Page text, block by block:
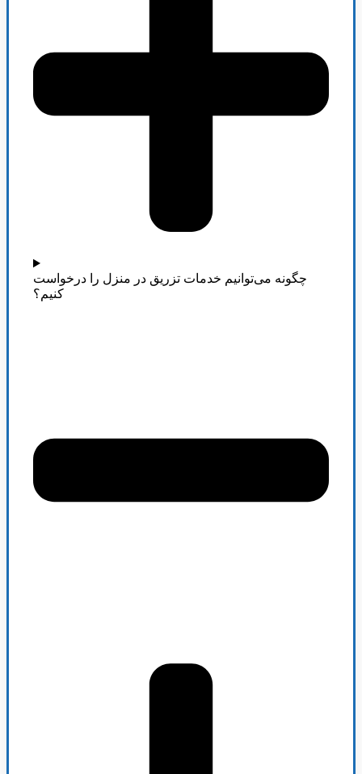
چگونه می‌توانیم خدمات تزریق در منزل را درخواست
کنیم؟